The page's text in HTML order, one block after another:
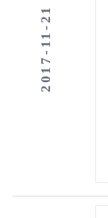
2017-11-21